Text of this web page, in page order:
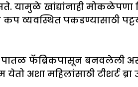
यामुळे खांद्यांनाही
कप व्यवस्थित पकडण्यासाठी
पातळ फॅब्रिकपासून बनवलेली
अशा महिलांसाठी टीशर्ट ब्रा